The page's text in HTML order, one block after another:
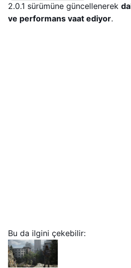
2.0.1 sürümüne güncellenerek
ve performans vaat ediyor.
Bu da ilgini çekebilir: